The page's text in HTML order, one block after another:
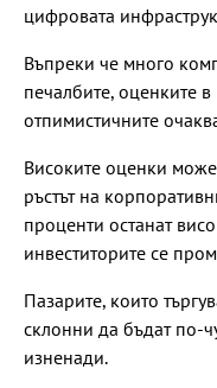
цифровата
Въпреки че много
печалбите, оценките
отпимистичните
Високите оценки
ръстът на
проценти останат
инвеститорите се
Пазарите, които
склонни да бъдат по-
изненади.